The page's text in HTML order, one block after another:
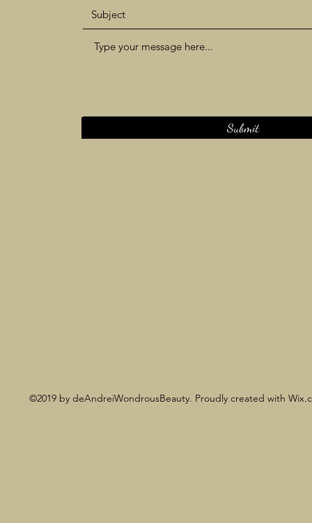
Submit
©2019 by deAndreiWondrousBeauty. Proudly created with